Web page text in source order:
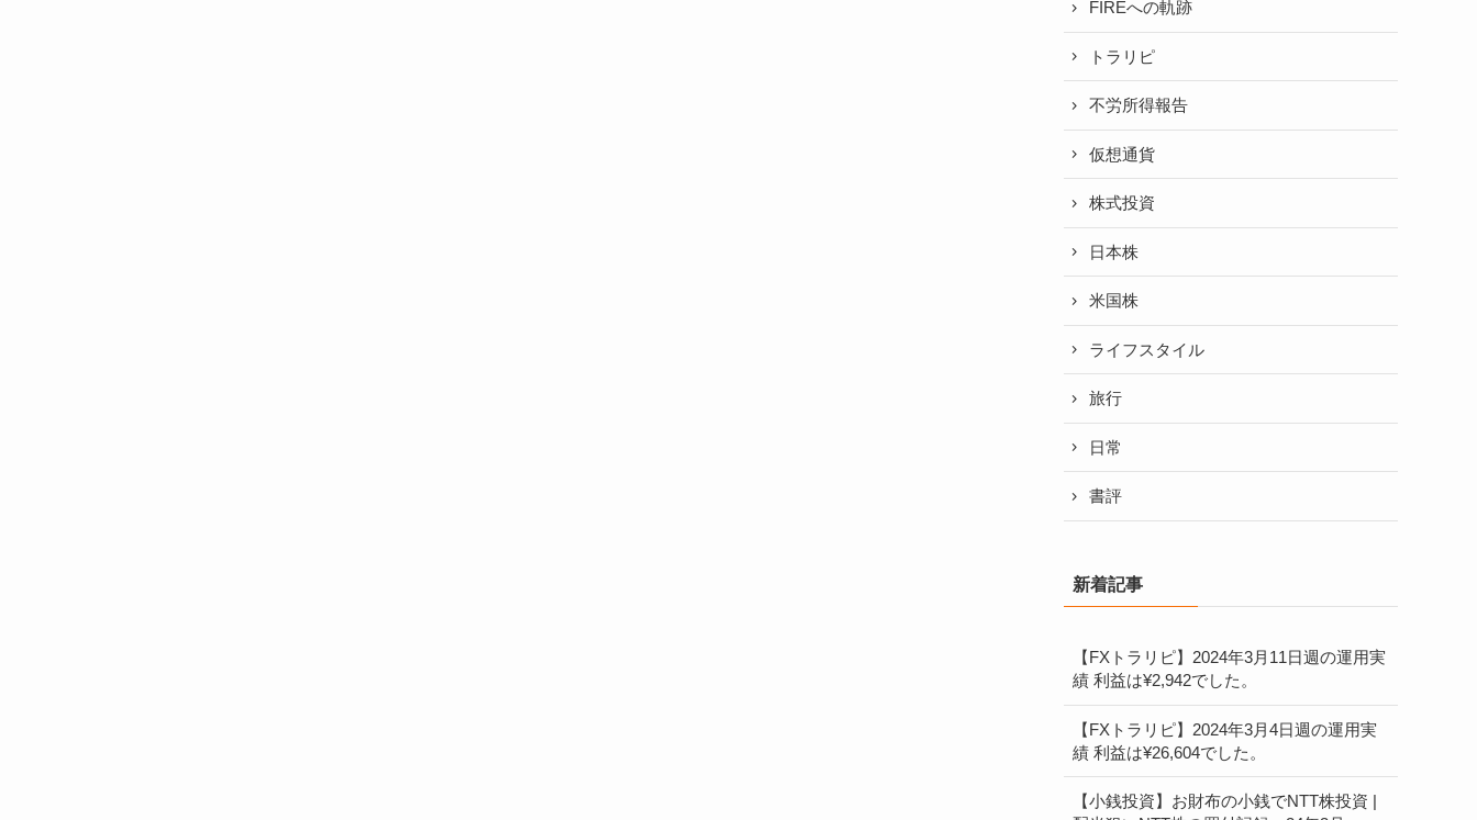
FIREへの軌跡
トラリピ
不労所得報告
仮想通貨
株式投資
日本株
米国株
ライフスタイル
旅行
日常
書評
新着記事
【FXトラリピ】2024年3月11日週の運用実
績 利益は¥2,942でした。
【FXトラリピ】2024年3月4日週の運用実
績 利益は¥26,604でした。
【小銭投資】お財布の小銭でNTT株投資 |